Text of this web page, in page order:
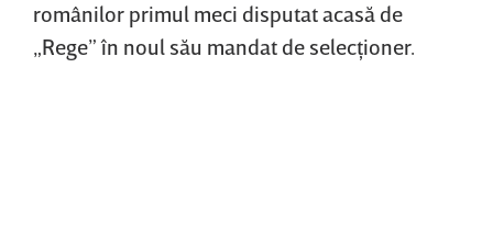
românilor primul meci disputat acasă de
„Rege” în noul său mandat de selecţioner.